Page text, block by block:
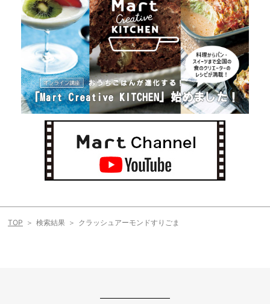
TOP 検索結果 クラッシュアーモンドすりごま